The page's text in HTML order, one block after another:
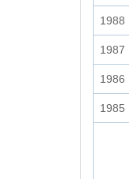
1988
1987
1986
1985